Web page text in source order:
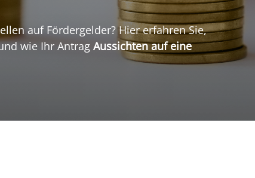
auf Fördergelder? Hier erfahren Sie,
wie Ihr Antrag Aussichten auf eine